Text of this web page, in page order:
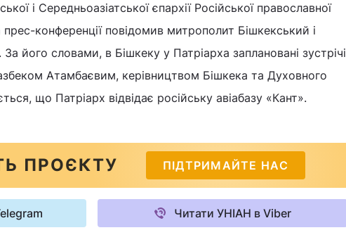
і Середньоазіатської єпархії Російської православної
конференції повідомив митрополит Бішкекський і
За його словами, в Бішкеку у Патріарха заплановані зустрічі
Атамбаєвим, керівництвом Бішкека та Духовного
що Патріарх відвідає російську авіабазу «Кант».
ПРОЄКТУ ПІДТРИМАЙТЕ НАС
Читати УНІАН в Viber